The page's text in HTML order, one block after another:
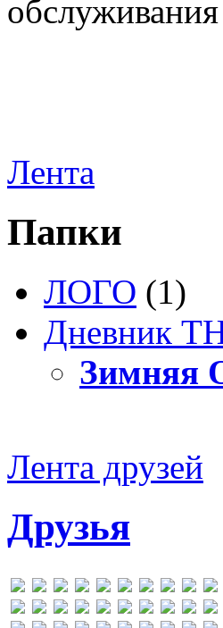
Лента
Папки
ЛОГО (1)
Дневник
Зимняя
Лента друзей
Друзья